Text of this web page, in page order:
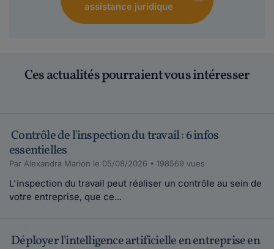
assistance juridique
Ces actualités pourraient vous intéresser
Contrôle de l'inspection du travail : 6 infos
essentielles
Par Alexandra Marion le 05/08/2026 • 198569 vues
L'inspection du travail peut réaliser un contrôle au sein de
votre entreprise, que ce...
Déployer l'intelligence artificielle en entreprise en